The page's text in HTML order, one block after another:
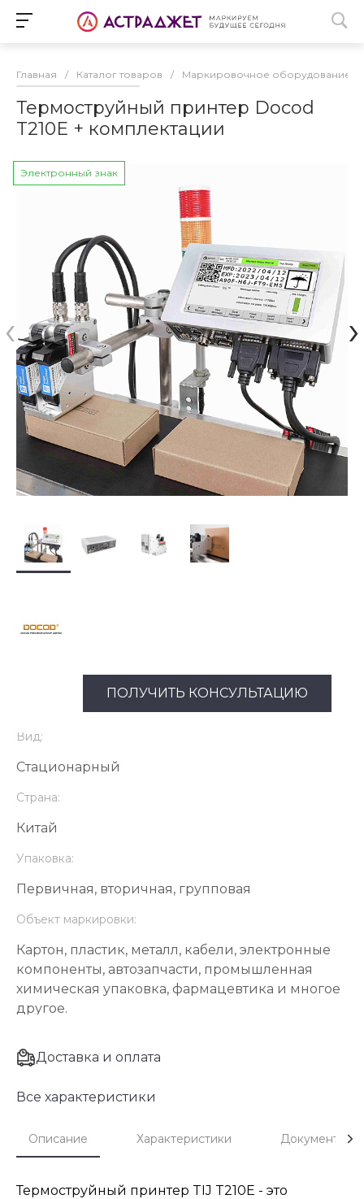
Главная / Каталог товаров / Маркировочное оборудование
Термоструйный принтер Docod
T210E + комплектации
Электронный знак
‹ ›
ПОЛУЧИТЬ КОНСУЛЬТАЦИЮ
Вид:
Стационарный
Страна:
Китай
Упаковка:
Первичная, вторичная, групповая
Объект маркировки:
Картон, пластик, металл, кабели, электронные
компоненты, автозапчасти, промышленная
химическая упаковка, фармацевтика и многое
другое.
Доставка и оплата
Все характеристики
Описание Характеристики Документы
Термоструйный принтер TIJ T210E - это